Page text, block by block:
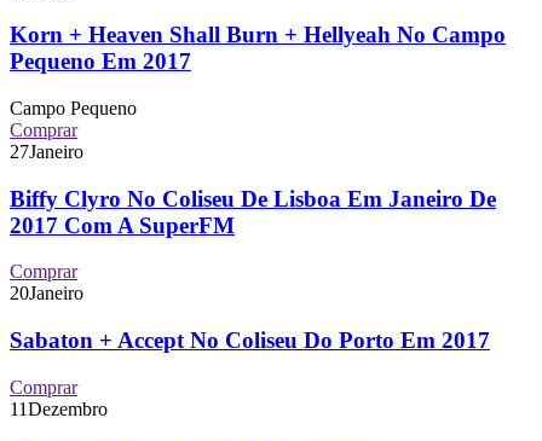
Korn + Heaven Shall Burn + Hellyeah No Campo
Pequeno Em 2017
Campo Pequeno
Comprar
27Janeiro
Biffy Clyro No Coliseu De Lisboa Em Janeiro De
2017 Com A SuperFM
Comprar
20Janeiro
Sabaton + Accept No Coliseu Do Porto Em 2017
Comprar
11Dezembro